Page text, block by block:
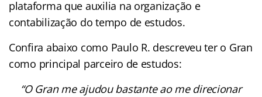
plataforma que auxilia na organização e
contabilização do tempo de estudos.
Confira abaixo como Paulo R. descreveu ter o Gran
como principal parceiro de estudos:
“O Gran me ajudou bastante ao me direcionar